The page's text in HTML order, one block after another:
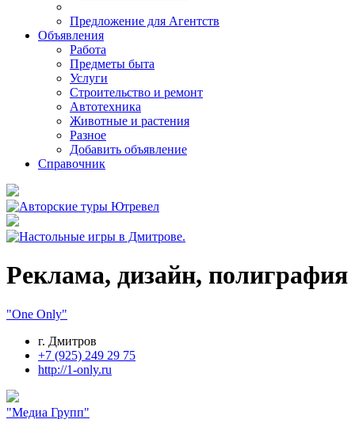
Предложение для Агентств
Объявления
Работа
Предметы быта
Услуги
Строительство и ремонт
Автотехника
Животные и растения
Разное
Добавить объявление
Справочник
Реклама, дизайн, полиграфия
"One Only"
г. Дмитров
+7 (925) 249 29 75
http://1-only.ru
"Медиа Групп"